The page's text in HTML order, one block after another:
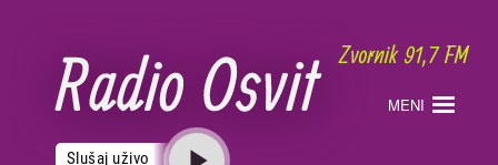
sadržaj
MENI
Slušaj uživo